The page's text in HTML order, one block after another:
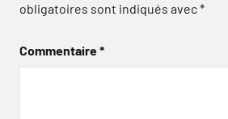
obligatoires sont indiqués avec*
Commentaire*